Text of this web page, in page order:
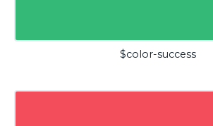
$color-success